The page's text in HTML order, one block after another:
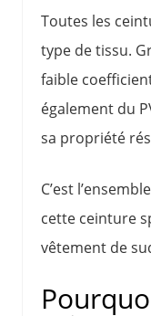
Toutes les
type de tissu.
faible
également du
sa propriété
C’est
cette ceinture
vêtement de